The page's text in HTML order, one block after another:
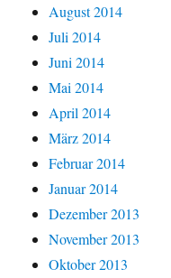
August 2014
Juli 2014
Juni 2014
Mai 2014
April 2014
März 2014
Februar 2014
Januar 2014
Dezember 2013
November 2013
Oktober 2013